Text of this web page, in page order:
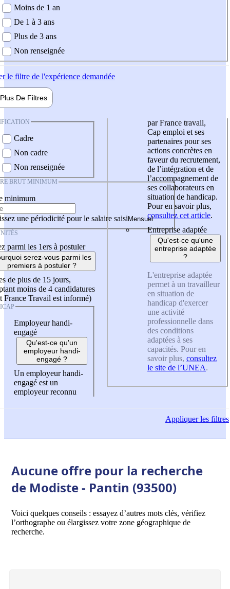
demandée
Moins de 1 an
De 1 à 3 ans
Plus de 3 ans
Non renseignée
le filtre de l'expérience demandée
Plus De Filtres
Cadre
Non cadre
Non renseignée
BRUT MINIMUM
minimum
une périodicité pour le salaire saisi
parmi les 1ers à postuler
serez-vous parmi les
premiers à postuler ?
de plus de 15 jours,
moins de 4 candidatures
France Travail est informé)
Employeur handi-
engagé
Qu'est-ce qu'un
employeur handi-
engagé ?
Un employeur handi-
engagé est un
employeur reconnu
par France travail,
Cap emploi et ses
partenaires pour ses
actions concrètes en
faveur du recrutement,
de l’intégration et de
l’accompagnement de
ses collaborateurs en
situation de handicap.
Pour en savoir plus,
consultez cet article.
Entreprise adaptée
Qu'est-ce qu'une
entreprise adaptée
?
L'entreprise adaptée
permet à un travailleur
en situation de
handicap d'exercer
une activité
professionnelle dans
des conditions
adaptées à ses
capacités. Pour en
savoir plus, consultez
le site de l’UNEA.
Appliquerles filtres
Aucune offre pour la recherche
de Modiste - Pantin (93500)
Voici quelques conseils : essayez d’autres mots clés, vérifiez
l’orthographe ou élargissez votre zone géographique de
recherche.